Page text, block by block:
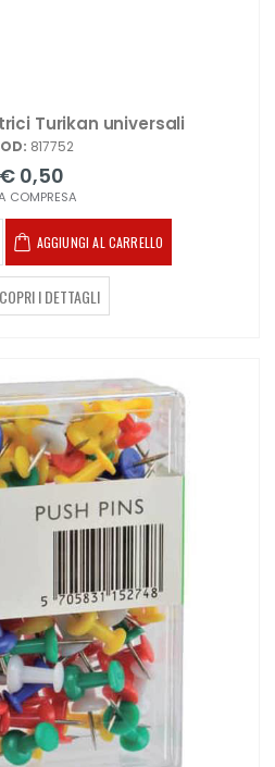
Turikan universali
817752
€ 0,50
COMPRESA
AGGIUNGI AL CARRELLO
I DETTAGLI